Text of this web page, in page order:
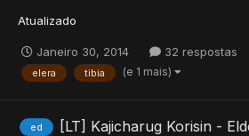
Atualizado
Janeiro 30, 2014 32 respostas
elera tibia (e 1 mais)
ed [LT] Kajicharug Korisin -